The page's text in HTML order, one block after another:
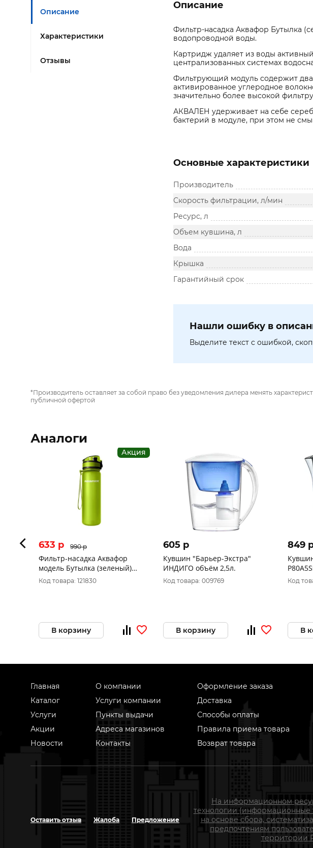
Описание
Характеристики
Отзывы
Описание
Фильтр-насадка Аквафор Бутылка
водопроводной воды.
Картридж удаляет из воды
централизованных системах
Фильтрующий модуль содержит
активированное углеродное
значительно более высокой
АКВАЛЕН удерживает на себе
бактерий в модуле, при этом не
Основные характеристики
Производитель
Скорость фильтрации, л/мин
Ресурс, л
Объем кувшина, л
Вода
Крышка
Гарантийный срок
Нашли ошибку в
Выделите текст с ошибкой,
*Производитель оставляет за собой право без уведомления дилера менять
публичной офертой
Аналоги
Акция
633 p 990 p
Фильтр-насадка Аквафор
модель Бутылка (зеленый)
*АКЦИЯ
Код товара: 121830
В корзину
605 p
Кувшин "Барьер-Экстра"
ИНДИГО объём 2,5л.
Код товара: 009769
В корзину
849
2,8л
Код
В
Главная
Каталог
Услуги
Акции
Новости
О компании
Услуги компании
Пункты выдачи
Адреса магазинов
Контакты
Оформление заказа
Доставка
Способы оплаты
Правила приема товара
Возврат товара
Оставить отзыв Жалоба Предложение
На информационном
технологии
на основе сбора,
предпочтениям
территории